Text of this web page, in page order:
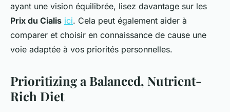
ayant une vision équilibrée, lisez davantage sur les
Prix du Cialis ici. Cela peut également aider à
comparer et choisir en connaissance de cause une
voie adaptée à vos priorités personnelles.
Prioritizing a Balanced, Nutrient-
Rich Diet